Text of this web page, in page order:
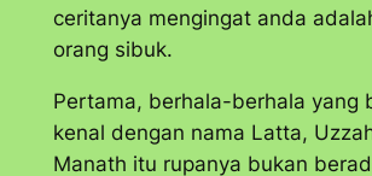
ceritanya mengingat anda
orang sibuk.
Pertama, berhala-berhala yang
kenal dengan nama Latta,
Manath itu rupanya bukan